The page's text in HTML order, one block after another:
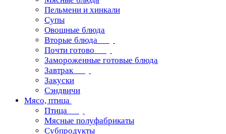
Пельмени и хинкали
Супы
Овощные блюда
Вторые блюда
Почти готово
Замороженные готовые блюда
Завтрак
Закуски
Сэндвичи
Мясо, птица
Птица
Мясные полуфабрикаты
Субпродукты